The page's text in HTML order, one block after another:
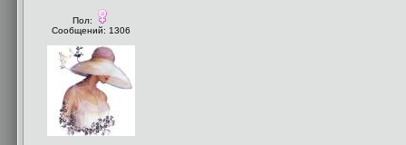
Пол:
Сообщений: 1306